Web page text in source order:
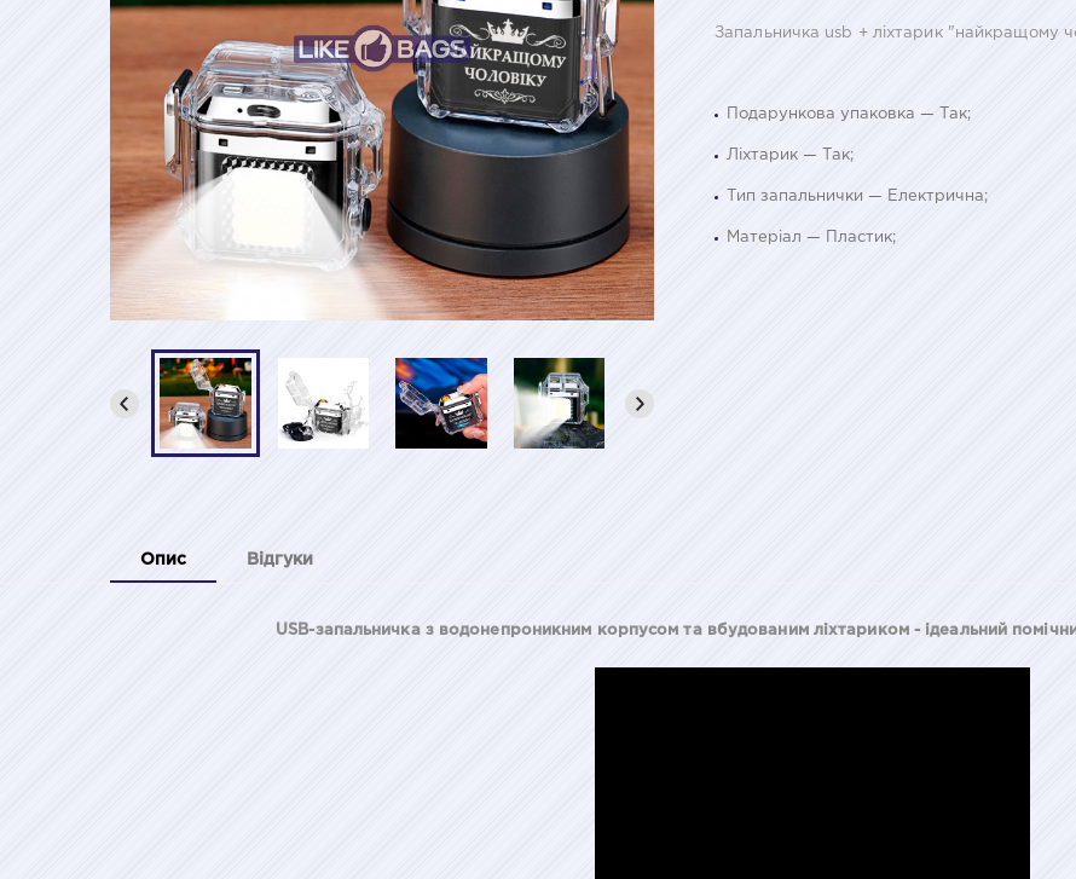
Запальничка usb + ліхтарик "найкращому
Подарункова упаковка — Так;
Ліхтарик — Так;
Тип запальнички — Електрична;
Матеріал — Пластик;
Опис Відгуки
USB-запальничка з водонепроникним корпусом та вбудованим ліхтариком - ідеальний